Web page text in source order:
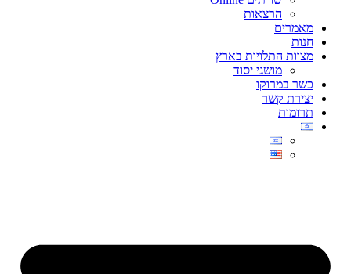
הרצאות
מאמרים
חנות
מצוות התלויות בארץ
מושגי יסוד
כשר במרוקו
יצירת קשר
תרומות